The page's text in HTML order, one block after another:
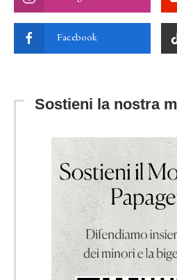
Facebook
Sostieni la nostra